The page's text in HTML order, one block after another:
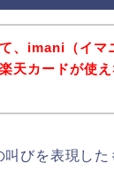
、imani（イマ
天カードが使
叫びを表現し